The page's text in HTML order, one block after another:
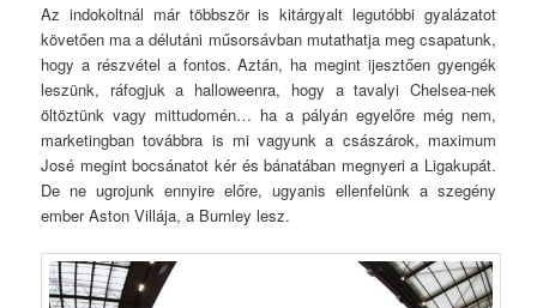
Az indokoltnál már többször is kitárgyalt legutóbbi gyalázatot
követően ma a délutáni műsorsávban mutathatja meg csapatunk,
hogy a részvétel a fontos. Aztán, ha megint ijesztően gyengék
leszünk, ráfogjuk a halloweenra, hogy a tavalyi Chelsea-nek
öltöztünk vagy mittudomén… ha a pályán egyelőre még nem,
marketingban továbbra is mi vagyunk a császárok, maximum
José megint bocsánatot kér és bánatában megnyeri a Ligakupát.
De ne ugrojunk ennyire előre, ugyanis ellenfelünk a szegény
ember Aston Villája, a Burnley lesz.